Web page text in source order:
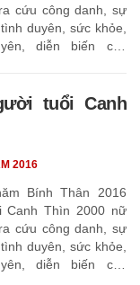
cứu công danh, sự
duyên, sức khỏe,
diễn biến các
tuổi Canh
Bính Thân 2016
Canh Thìn 2000 nữ
cứu công danh, sự
duyên, sức khỏe,
diễn biến các
2016